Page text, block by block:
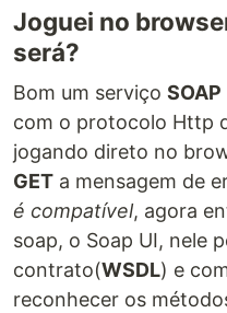
Joguei no
será?
Bom um serviço SOAP
com o protocolo Http
jogando direto no
GET a mensagem de
é compatível, agora
soap, o Soap UI, nele
contrato(WSDL) e
reconhecer os